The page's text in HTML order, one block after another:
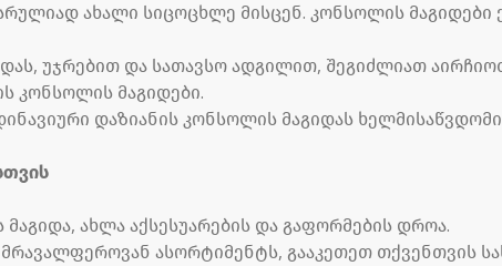
ახალი სიცოცხლე მისცენ. კონსოლის მაგიდები
უჯრებით და სათავსო ადგილით, შეგიძლიათ
კონსოლის მაგიდები.
დაზიანის კონსოლის მაგიდას
ახლა აქსესუარების და გაფორმების დროა.
ასორტიმენტს, გააკეთეთ თქვენთვის